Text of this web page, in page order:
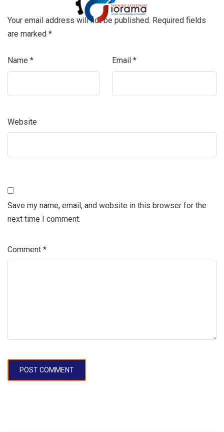
Your email address will not be published. Required fields
are marked *
Name * Email *
Website
Save my name, email, and website in this browser for the
next time I comment.
Comment *